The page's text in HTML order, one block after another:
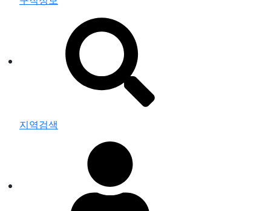
지역검색